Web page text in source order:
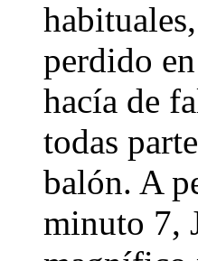
perdido
hacía de
todas
balón. A
minuto 7,